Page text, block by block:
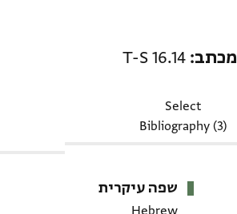
מכתב T-S 16.14
Select
Bibliography (3)
שפה עיקרית